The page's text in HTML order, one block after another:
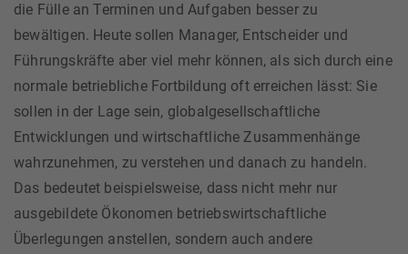
die Fülle an Terminen und Aufgaben besser zu
bewältigen. Heute sollen Manager, Entscheider und
Führungskräfte aber viel mehr können, als sich durch eine
normale betriebliche Fortbildung oft erreichen lässt: Sie
sollen in der Lage sein, globalgesellschaftliche
Entwicklungen und wirtschaftliche Zusammenhänge
wahrzunehmen, zu verstehen und danach zu handeln.
Das bedeutet beispielsweise, dass nicht mehr nur
ausgebildete Ökonomen betriebswirtschaftliche
Überlegungen anstellen, sondern auch andere